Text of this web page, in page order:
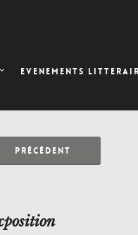
EVENEMENTS
PRÉCÉDENT